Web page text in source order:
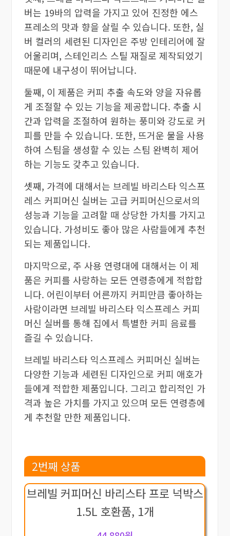
버는 19바의 압력을 가지고 있어 진정한 에스
프레소의 맛과 향을 살릴 수 있습니다. 또한, 실
버 컬러의 세련된 디자인은 주방 인테리어에 잘
어울리며, 스테인리스 스틸 재질로 제작되었기
때문에 내구성이 뛰어납니다.
둘째, 이 제품은 커피 추출 속도와 양을 자유롭
게 조절할 수 있는 기능을 제공합니다. 추출 시
간과 압력을 조절하여 원하는 풍미와 강도로 커
피를 만들 수 있습니다. 또한, 뜨거운 물을 사용
하여 스팀을 생성할 수 있는 스팀 완벽히 제어
하는 기능도 갖추고 있습니다.
셋째, 가격에 대해서는 브레빌 바리스타 익스프
레스 커피머신 실버는 고급 커피머신으로서의
성능과 기능을 고려할 때 상당한 가치를 가지고
있습니다. 가성비도 좋아 많은 사람들에게 추천
되는 제품입니다.
마지막으로, 주 사용 연령대에 대해서는 이 제
품은 커피를 사랑하는 모든 연령층에게 적합합
니다. 어린이부터 어른까지 커피만큼 좋아하는
사람이라면 브레빌 바리스타 익스프레스 커피
머신 실버를 통해 집에서 특별한 커피 음료를
즐길 수 있습니다.
브레빌 바리스타 익스프레스 커피머신 실버는
다양한 기능과 세련된 디자인으로 커피 애호가
들에게 적합한 제품입니다. 그리고 합리적인 가
격과 높은 가치를 가지고 있으며 모든 연령층에
게 추천할 만한 제품입니다.
2번째 상품
브레빌 커피머신 바리스타 프로 넉박스
1.5L 호환품, 1개